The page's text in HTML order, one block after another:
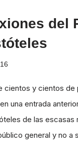
del
cientos y cientos de
una entrada
de las
general y no